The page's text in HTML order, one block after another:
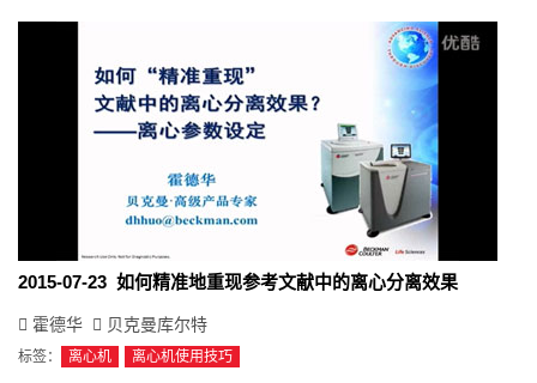
2015-07-23 如何精准地重现参考文献中的离心分离效果
霍德华 贝克曼库尔特
标签： 离心机 离心机使用技巧